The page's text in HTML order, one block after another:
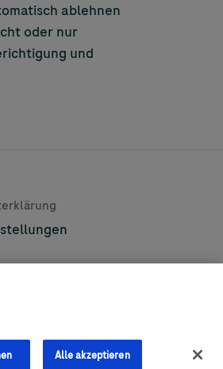
ablehnen
oder nur
und
Alle akzeptieren